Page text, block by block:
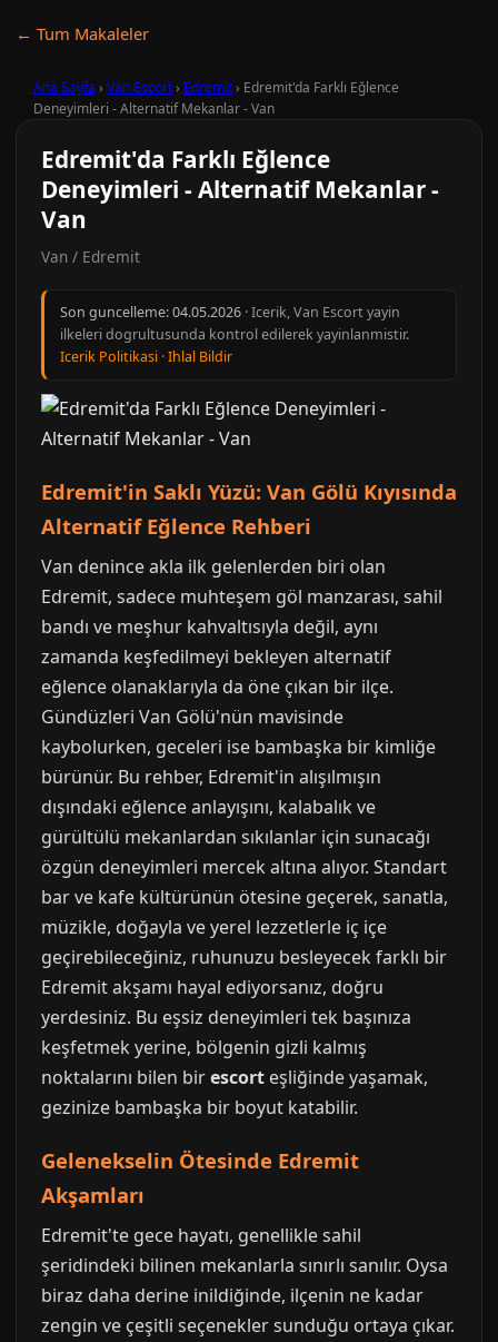
← Tum Makaleler
Ana Sayfa › Van Escort› Edremit› Edremit'da Farklı Eğlence
Deneyimleri - Alternatif Mekanlar - Van
Edremit'da Farklı Eğlence
Deneyimleri - Alternatif Mekanlar -
Van
Van / Edremit
Son guncelleme:04.05.2026 · Icerik, Van Escort yayin
ilkeleri dogrultusunda kontrol edilerek yayinlanmistir.
Icerik Politikasi ·Ihlal Bildir
Edremit'in Saklı Yüzü: Van Gölü Kıyısında
Alternatif Eğlence Rehberi
Van denince akla ilk gelenlerden biri olan
Edremit, sadece muhteşem göl manzarası, sahil
bandı ve meşhur kahvaltısıyla değil, aynı
zamanda keşfedilmeyi bekleyen alternatif
eğlence olanaklarıyla da öne çıkan bir ilçe.
Gündüzleri Van Gölü'nün mavisinde
kaybolurken, geceleri ise bambaşka bir kimliğe
bürünür. Bu rehber, Edremit'in alışılmışın
dışındaki eğlence anlayışını, kalabalık ve
gürültülü mekanlardan sıkılanlar için sunacağı
özgün deneyimleri mercek altına alıyor. Standart
bar ve kafe kültürünün ötesine geçerek, sanatla,
müzikle, doğayla ve yerel lezzetlerle iç içe
geçirebileceğiniz, ruhunuzu besleyecek farklı bir
Edremit akşamı hayal ediyorsanız, doğru
yerdesiniz. Bu eşsiz deneyimleri tek başınıza
keşfetmek yerine, bölgenin gizli kalmış
noktalarını bilen birescort eşliğinde yaşamak,
gezinize bambaşka bir boyut katabilir.
Gelenekselin Ötesinde Edremit
Akşamları
Edremit'te gece hayatı, genellikle sahil
şeridindeki bilinen mekanlarla sınırlı sanılır. Oysa
biraz daha derine inildiğinde, ilçenin ne kadar
zengin ve çeşitli seçenekler sunduğu ortaya çıkar.